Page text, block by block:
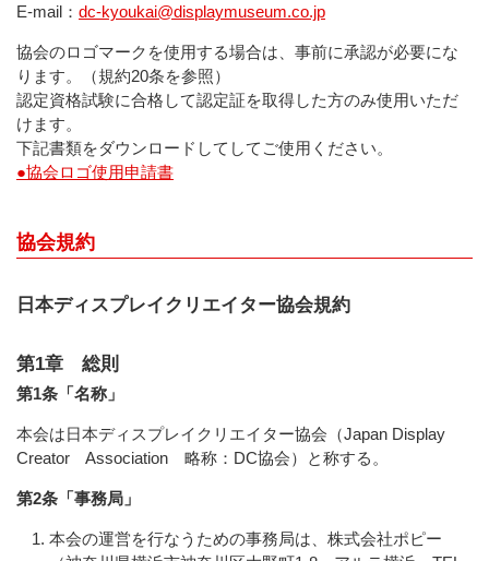
E-mail： dc-kyoukai@displaymuseum.co.jp
協会のロゴマークを使用する場合は、事前に承認が必要にな
ります。（規約20条を参照）
認定資格試験に合格して認定証を取得した方のみ使用いただ
けます。
下記書類をダウンロードしてしてご使用ください。
●協会ロゴ使用申請書
協会規約
日本ディスプレイクリエイター協会規約
第1章 総則
第1条「名称」
本会は日本ディスプレイクリエイター協会（Japan Display
Creator Association 略称：DC協会）と称する。
第2条「事務局」
本会の運営を行なうための事務局は、株式会社ポピー